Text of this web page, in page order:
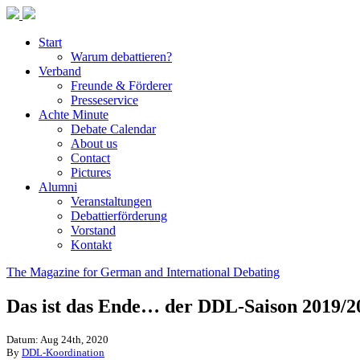
Start
Warum debattieren?
Verband
Freunde & Förderer
Presseservice
Achte Minute
Debate Calendar
About us
Contact
Pictures
Alumni
Veranstaltungen
Debattierförderung
Vorstand
Kontakt
The Magazine for German and International Debating
Das ist das Ende… der DDL-Saison 2019/
Datum: Aug 24th, 2020
By DDL-Koordination